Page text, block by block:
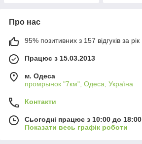
Про нас
95% позитивних з 157 відгуків за рік
Працює з 15.03.2013
м. Одеса
промрынок "7км", Одеса, Україна
Контакти
Сьогодні працює з 10:00 до 18:00
Показати весь графік роботи